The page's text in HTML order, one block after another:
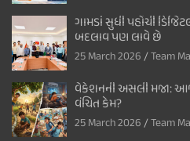
ગામડાં સુધી પહોંચી
બદલાવ પણ લાવે છે
25 March 2026 Team
વેકેશનની અસલી મજા:
વંચિત કેમ?
25 March 2026 Team